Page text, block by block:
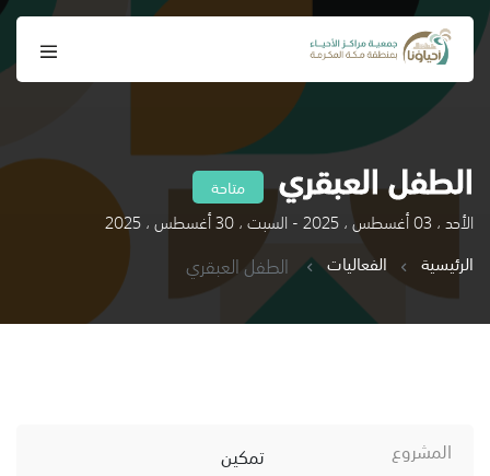
الطفل العبقري متاحة
الأحد ، 03 أغسطس ، 2025 - السبت ، 30 أغسطس ، 2025
الرئيسية
الفعاليات الطفل العبقري
المشروع
تمكين